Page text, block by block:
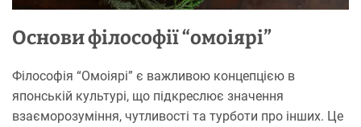
Основи філософії “омоіярі”
Філософія “Омоіярі” є важливою концепцією в
японській культурі, що підкреслює значення
взаєморозуміння, чутливості та турботи про інших. Це